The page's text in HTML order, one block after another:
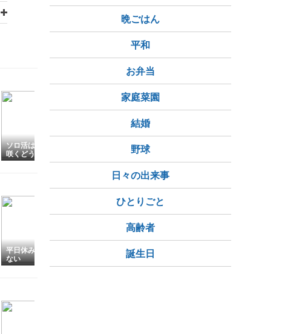
ドライフルーツパン Golden chain flower
ソロ活は、ミモザの花
咲くどうぶつ園。
軽く話せる知人も大
事・親友は1人・春を
告げるミモザ
平日休みを娘には言わ
ない
【体験談】ピラティス
（Rinntosull）を解約
してきた|手続き方法と
晩ごはん
平和
お弁当
家庭菜園
結婚
野球
日々の出来事
ひとりごと
高齢者
誕生日